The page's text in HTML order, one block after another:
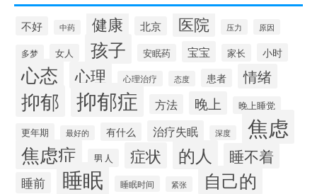
不好 中药 健康 北京 医院 压力 原因
多梦 女人 孩子 安眠药 宝宝 家长 小时
心态 心理 心理治疗 态度 患者 情绪
抑郁 抑郁症 方法 晚上
晚上睡觉
更年期
最好的 有什么 治疗失眠 深度 焦虑
焦虑症 男人 症状 的人 睡不着
睡前 睡眠 睡眠时间 紧张 自己的